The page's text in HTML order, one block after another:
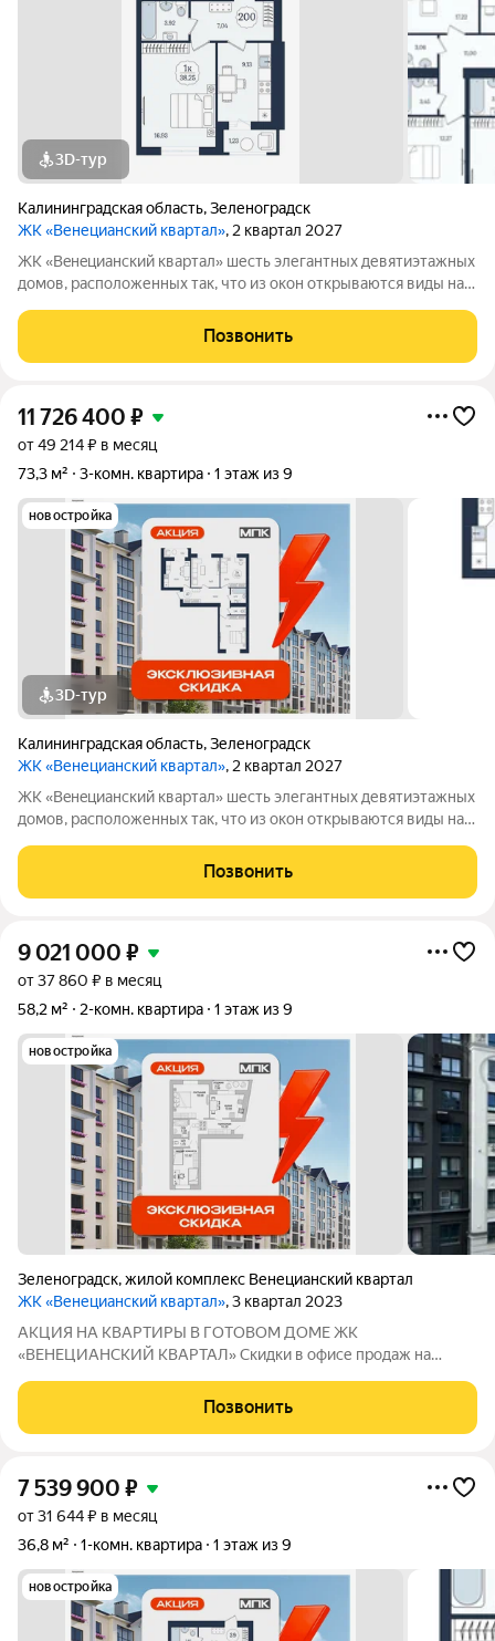
3D-тур
Калининградская область,Зеленоградск
ЖК «Венецианский квартал», 2 квартал 2027
ЖК «Вeнeцианcкий квартал» шесть элегантных девятиэтажных
домов, расположенных так, что из окон открываются виды на
-Квартиры в комплексе сдаются в качественном сером ключе.
-Дома имеют высокий
Позвонить
11 726 400 ₽
от 49 214 ₽ в месяц
73,3 м²
3-комн. квартира 1 этаж из 9
новостройка
3D-тур
Калининградская область,Зеленоградск
ЖК «Венецианский квартал», 2 квартал 2027
ЖК «Вeнeцианcкий квартал» шесть элегантных девятиэтажных
домов, расположенных так, что из окон открываются виды на
-Квартиры в комплексе сдаются в качественном сером ключе.
-Дома имеют высокий
Позвонить
9 021 000 ₽
от 37 860 ₽ в месяц
58,2 м²
2-комн. квартира 1 этаж из 9
новостройка
Зеленоградск,жилой комплекс Венецианский квартал
ЖК «Венецианский квартал», 3 квартал 2023
АКЦИЯ НА КВАРТИРЫ В ГОТОВОМ ДОМЕ ЖК
«ВЕНЕЦИАНСКИЙ КВАРТАЛ» Скидки в офисе продаж на
«Венецианский квартал». Преимущества ЖК «Венецианский
квартал»: -Дом сдан -Квартиры в комплексе сдаются в
Позвонить
7 539 900 ₽
от 31 644 ₽ в месяц
36,8 м²
1-комн. квартира 1 этаж из 9
новостройка